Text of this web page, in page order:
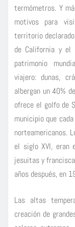
termómetros. Y
motivos para
territorio
de California y el
patrimonio
viajero: dunas,
albergan un 40%
ofrece el golfo de
municipio que
norteamericanos.
el siglo XVI, eran
jesuitas y
años después, en
Las altas
creación de